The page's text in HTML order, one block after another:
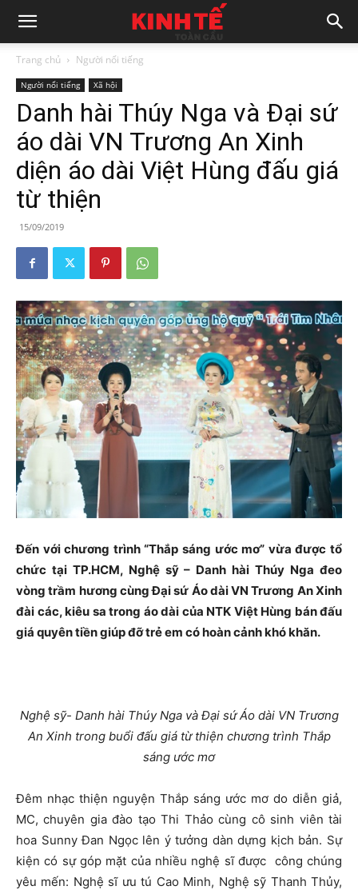
Trang chủ Người nổi tiếng
Người nổi tiếng Xã hội
Danh hài Thúy Nga và Đại sứ
áo dài VN Trương An Xinh
diện áo dài Việt Hùng đấu giá
từ thiện
15/09/2019
Đến với chương trình “Thắp sáng ước mơ” vừa được tổ
chức tại TP.HCM, Nghệ sỹ – Danh hài Thúy Nga đeo
vòng trầm hương cùng Đại sứ Áo dài VN Trương An Xinh
đài các, kiêu sa trong áo dài của NTK Việt Hùng bán đấu
giá quyên tiền giúp đỡ trẻ em có hoàn cảnh khó khăn.
Nghệ sỹ- Danh hài Thúy Nga và Đại sứ Áo dài VN Trương
An Xinh trong buổi đấu giá từ thiện chương trình Thắp
sáng ước mơ
Đêm nhạc thiện nguyện Thắp sáng ước mơ do diễn giả,
MC, chuyên gia đào tạo Thi Thảo cùng cô sinh viên tài
hoa Sunny Đan Ngọc lên ý tưởng dàn dựng kịch bản. Sự
kiện có sự góp mặt của nhiều nghệ sĩ được công chúng
yêu mến: Nghệ sĩ ưu tú Cao Minh, Nghệ sỹ Thanh Thủy,